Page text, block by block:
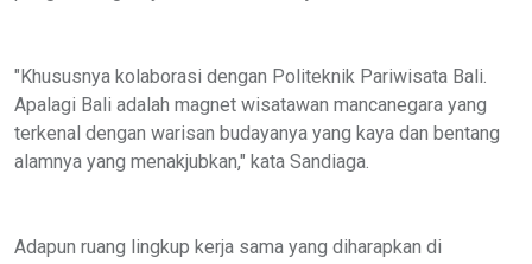
"Khususnya kolaborasi dengan Politeknik Pariwisata Bali.
Apalagi Bali adalah magnet wisatawan mancanegara yang
terkenal dengan warisan budayanya yang kaya dan bentang
alamnya yang menakjubkan," kata Sandiaga.
Adapun ruang lingkup kerja sama yang diharapkan di